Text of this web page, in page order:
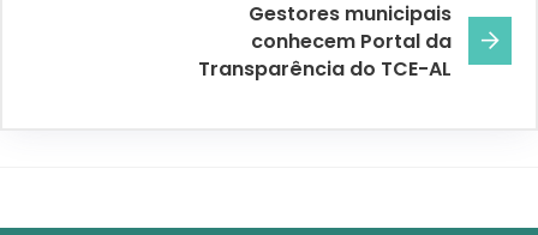
Gestores municipais
conhecem Portal da
Transparência do TCE-AL